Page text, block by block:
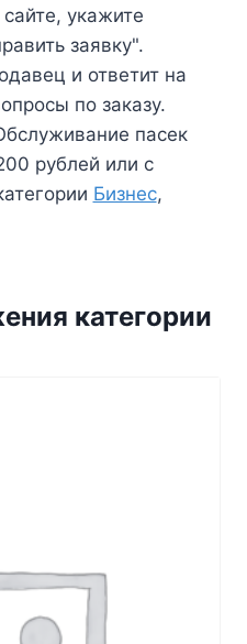
укажите
заявку".
и ответит на
по заказу.
пасек
рублей или с
Бизнес,
категории